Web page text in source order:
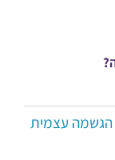
הגשמה עצמית